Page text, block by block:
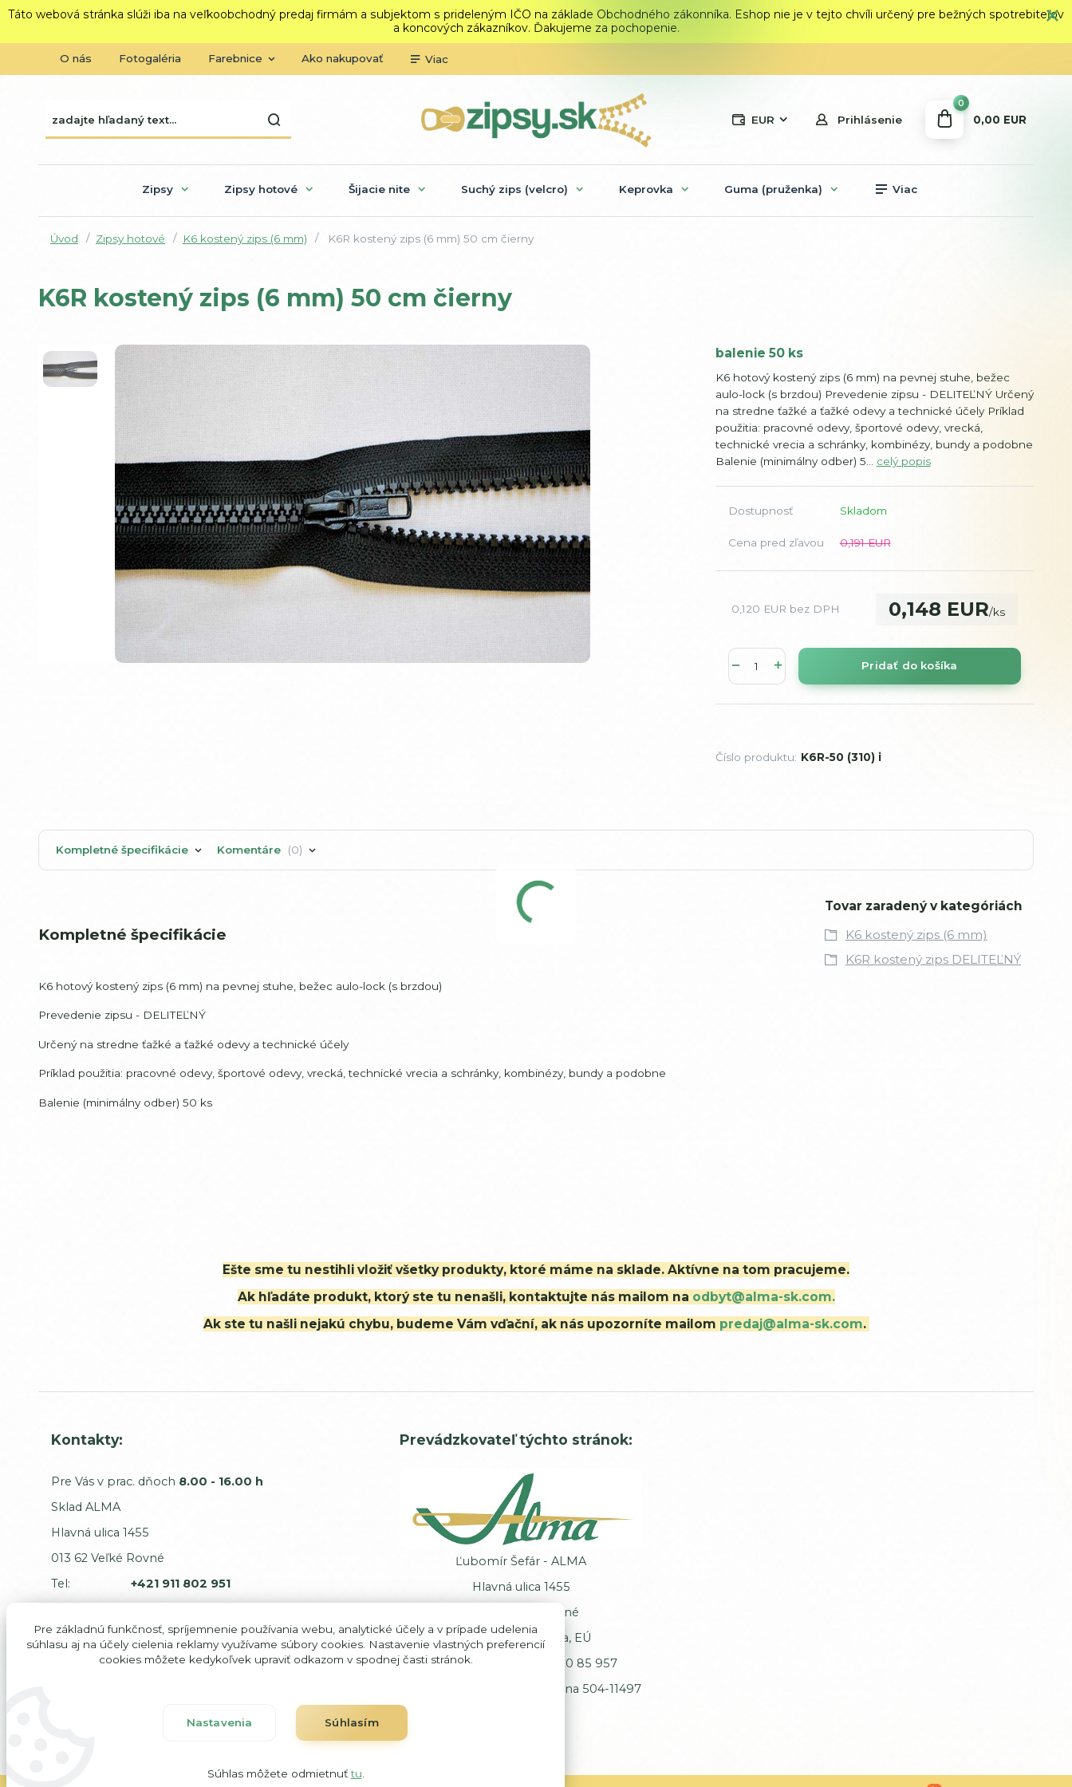
Táto webová stránka slúži iba na veľkoobchodný predaj firmám a subjektom s prideleným IČO na základe Obchodného zákonníka. Eshop nie je v tejto chvíli určený pre bežných spotrebiteľov
a koncových zákazníkov. Ďakujeme za pochopenie.
O nás Fotogaléria Farebnice Ako nakupovať Viac
EUR Prihlásenie
0
0,00 EUR
Zipsy Zipsy hotové Šijacie nite Suchý zips (velcro) Keprovka Guma (pruženka) Viac
Úvod Zipsy hotové K6 kostený zips (6 mm) K6R kostený zips (6 mm) 50 cm čierny
K6R kostený zips (6 mm) 50 cm čierny
balenie 50 ks
K6 hotový kostený zips (6 mm) na pevnej stuhe, bežec
aulo-lock (s brzdou) Prevedenie zipsu - DELITEĽNÝ Určený
na stredne ťažké a ťažké odevy a technické účely Príklad
použitia: pracovné odevy, športové odevy, vrecká,
technické vrecia a schránky, kombinézy, bundy a podobne
Balenie (minimálny odber) 5... celý popis
Dostupnosť Skladom
Cena pred zľavou 0,191 EUR
0,148 EUR/ks
0,120 EUR bez DPH
Pridať do košíka
Číslo produktu: K6R-50 (310) i
Kompletné špecifikácie Komentáre 0
Kompletné špecifikácie
K6 hotový kostený zips (6 mm) na pevnej stuhe, bežec aulo-lock (s brzdou)
Prevedenie zipsu - DELITEĽNÝ
Určený na stredne ťažké a ťažké odevy a technické účely
Príklad použitia: pracovné odevy, športové odevy, vrecká, technické vrecia a schránky, kombinézy, bundy a podobne
Balenie (minimálny odber) 50 ks
Tovar zaradený v kategóriách
K6 kostený zips (6 mm)
K6R kostený zips DELITEĽNÝ
Ešte sme tu nestihli vložiť všetky produkty, ktoré máme na sklade. Aktívne na tom pracujeme.
Ak hľadáte produkt, ktorý ste tu nenašli, kontaktujte nás mailom na odbyt@alma-sk.com.
Ak ste tu našli nejakú chybu, budeme Vám vďační, ak nás upozorníte mailom predaj@alma-sk.com.
Kontakty:
Pre Vás v prac. dňoch 8.00 - 16.00 h
Sklad ALMA
Hlavná ulica 1455
013 62 Veľké Rovné
Tel:
+421 911 802 951
Sťažnosti a dodávatelia:
Majiteľ:predaj@alma-sk.com
Prevádzkovateľ týchto stránok:
Ľubomír Šefár - ALMA
Hlavná ulica 1455
013 62 Veľké Rovné
Slovenská republika, EÚ
IČ DPH: SK102 00 85 957
Registrácia: Okresný úrad Žilina 504-11497
Pre základnú funkčnosť, spríjemnenie používania webu, analytické účely a v prípade udelenia
súhlasu aj na účely cielenia reklamy využívame súbory cookies. Nastavenie vlastných preferencií
cookies môžete kedykoľvek upraviť odkazom v spodnej časti stránok.
Nastavenia Súhlasím
Súhlas môžete odmietnuťtu